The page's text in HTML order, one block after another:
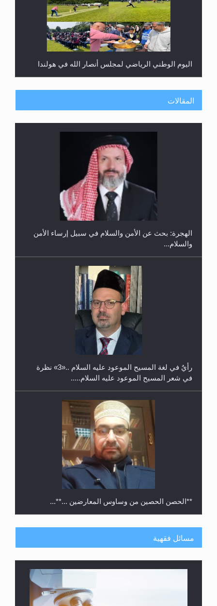
اليوم الوطني الرياضي لمجلس أنصار الله في هولندا
إتمام حفظ القرآن الكريم لثلاثة طلاب من مدرسة الحفظ
حفل توزيع الشهادات في الجامعة الأحمدية بنيجيريا لعام
المقالات
الهجرة: بحث عن الأمن والسلام في سبيل إرساء الأمن
في شعر المسيح الموعود عليه السلام.....
**الحصن الحصين من وساوس المعارضين ...**...
مسائل فقهية